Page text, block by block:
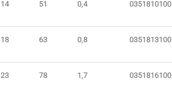
14 51 0,4 0351810100
18 63 0,8 0351813100
23 78 1,7 0351816100